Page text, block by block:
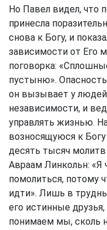
Но Павел видел, что
принесла
снова к Богу, и
зависимости от Его
поговорка:
пустыню».
он вызывает у
независимости, и
управлять жизнью.
возносящуюся к
десять тысяч
Авраам Линкольн: «Я
помолиться, потому
идти». Лишь в
его истинные
понимаем мы, сколь